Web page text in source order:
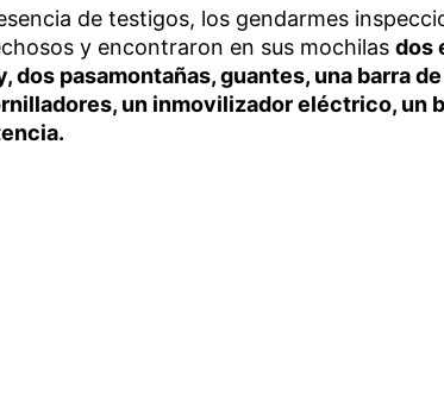
de testigos, los gendarmes
y encontraron en sus mochilas dos
dos pasamontañas, guantes, una barra
un inmovilizador eléctrico, un